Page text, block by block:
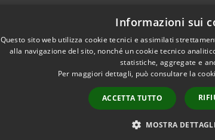
Informazioni sui
Questo sito web utilizza cookie tecnici e assimilati
alla navigazione del sito, nonché un cookie tecnico
statistiche, aggregate e
Per maggiori dettagli, può consultare la
ACCETTA TUTTO
MOSTRA DETTAGLI